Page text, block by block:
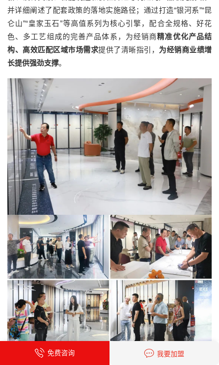
并详细阐述了配套政策的落地实施路径；通过打造“银河系”“昆
仑山”“皇家玉石”等高值系列为核心引擎，配合全规格、好花
色、多工艺组成的完善产品体系，为经销商精准优化产品结
构、高效匹配区域市场需求提供了清晰指引， 为经销商业绩增
长提供强劲支撑。
免费咨询 我要加盟